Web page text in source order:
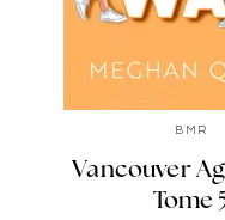
BMR
Vancouver
Tome